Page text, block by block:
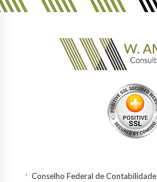
Conselho Federal de Contabilidade